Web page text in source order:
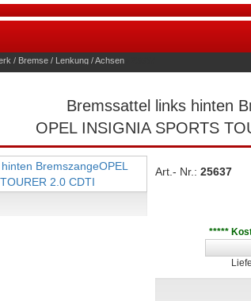
/ Bremse / Lenkung / Achsen
Bremssattel links hinten
OPEL INSIGNIA SPORTS
Art.- Nr.: 25637
*****